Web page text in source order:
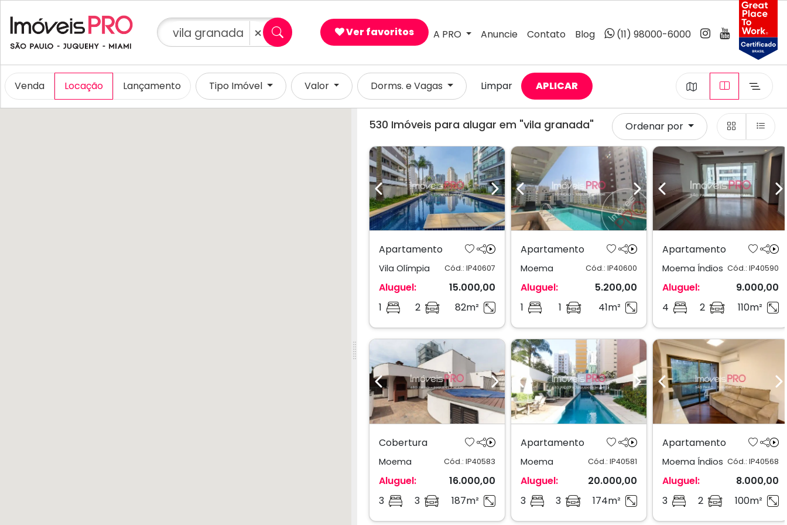
vila granada × Ver favoritos A PRO Anuncie Contato Blog (11) 98000-6000
Venda Locação Lançamento Tipo Imóvel Valor Dorms. e Vagas Limpar APLICAR
530 Imóveis para alugar em "vila granada" Ordenar por
Previous Next
Apartamento
Vila Olímpia Cód.: IP40607
Aluguel:
15.000,00
1
2 82m²
Previous Next
Apartamento
Moema Cód.: IP40600
Aluguel:
5.200,00
1
1 41m²
Previous
Apartamento
Moema Índios Cód.: IP40590
Aluguel:
9.000,00
4
2 110m²
Previous Next
Cobertura
Moema Cód.: IP40583
Aluguel:
16.000,00
3
3 187m²
Previous Next
Apartamento
Moema Cód.: IP40581
Aluguel:
20.000,00
3
3 174m²
Previous
Apartamento
Moema Índios Cód.: IP40568
Aluguel:
8.000,00
3
2 100m²